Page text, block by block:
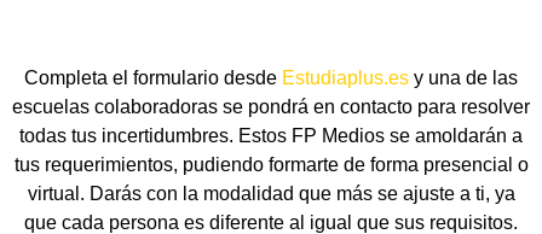
Completa el formulario desde Estudiaplus.es y una de las
escuelas colaboradoras se pondrá en contacto para resolver
todas tus incertidumbres. Estos FP Medios se amoldarán a
tus requerimientos, pudiendo formarte de forma presencial o
virtual. Darás con la modalidad que más se ajuste a ti, ya
que cada persona es diferente al igual que sus requisitos.